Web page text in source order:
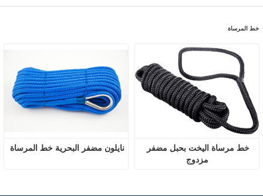
خط المرساة
نايلون مضفر البحرية خط المرساة
مزدوج